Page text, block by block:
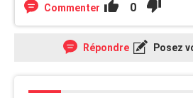
Commenter 0
Répondre Posez